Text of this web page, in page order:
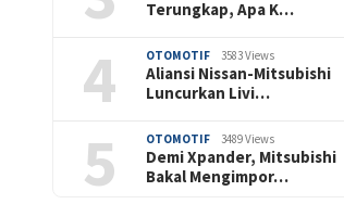
Terungkap, Apa K…
4 OTOMOTIF 3583 Views
Aliansi Nissan-Mitsubishi
Luncurkan Livi…
5 OTOMOTIF 3489 Views
Demi Xpander, Mitsubishi
Bakal Mengimpor…